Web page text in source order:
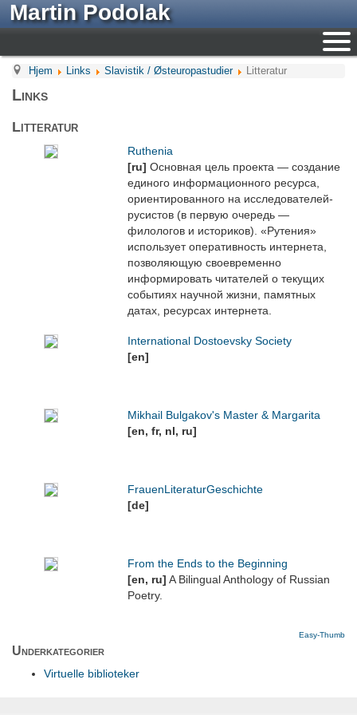
Martin Podolak
Hjem Links Slavistik / Østeuropastudier Litteratur
Links
Litteratur
Ruthenia
[ru] Основная цель проекта — создание
единого информационного ресурса,
ориентированного на исследователей-
русистов (в первую очередь —
филологов и историков). «Рутения»
использует оперативность интернета,
позволяющую своевременно
информировать читателей о текущих
событиях научной жизни, памятных
датах, ресурсах интернета.
International Dostoevsky Society
[en]
Mikhail Bulgakov's Master & Margarita
[en, fr, nl, ru]
FrauenLiteraturGeschichte
[de]
From the Ends to the Beginning
[en, ru] A Bilingual Anthology of Russian
Poetry.
Easy-Thumb
Underkategorier
Virtuelle biblioteker